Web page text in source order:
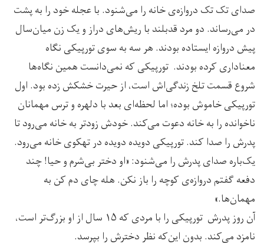
صدای تک تک دروازه‌ی خانه را می‌شنود. با عجله خود را به پشت
در می‌رساند. دو مرد قدبلند با ریش‌های دراز و یک زن میان‌سال
پیش دروازه ایستاده بودند. هر سه به سوی تورپیکی نگاه
معناداری ‌کرده بودند. تورپیکی که نمی‌دانست همین‌ نگاه‌ها
شروع قسمت تلخ زندگی‌اش است، از حیرت خشکش زده بود. اول
تورپیکی خاموش بوده؛ اما لحظه‌ای بعد با دلهره و ترس مهمانان
ناخوانده را به خانه دعوت می‌کند. خودش زودتر به خانه می‌رود تا
پدرش را صدا کند. تورپیکی دویده دویده در تهکوی خانه می‌رود.
یک‌باره صدای پدرش را می‌شنود: «او دختر بی‌شرم و حیا! چند
دفعه گفتم دروازه‌ی کوچه را باز نکن. هله چای دم کن به
مهمان‌ها.»
آن روز پدرش تورپیکی را با مردی که ۱۵ سال از او بزرگ‌تر است،
نامزد می‌کند. بدون این‌که نظر دخترش را بپرسد.